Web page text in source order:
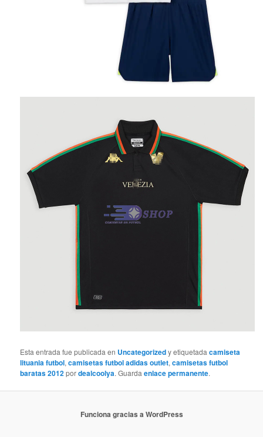
Esta entrada fue publicada en Uncategorizedy etiquetadacamiseta
lituania futbol,camisetas futbol adidas outlet,camisetas futbol
baratas 2012pordealcoolya. Guardaenlace permanente.
Funciona gracias a WordPress